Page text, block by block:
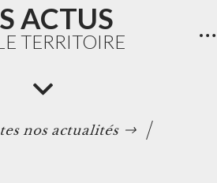
ACTUS
TERRITOIRE
nos actualités